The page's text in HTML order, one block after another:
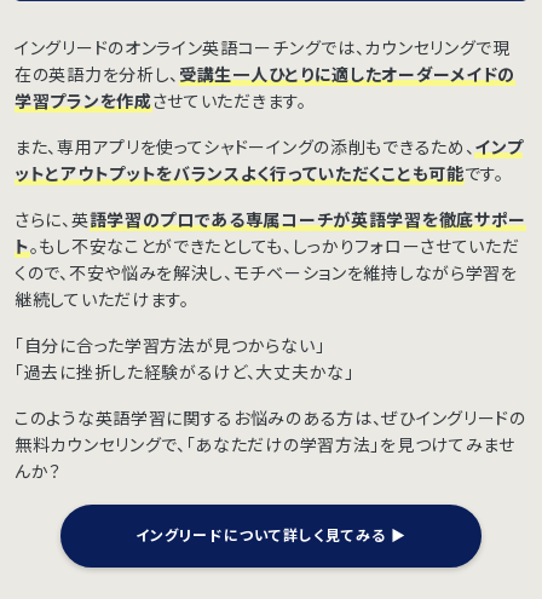
イングリードのオンライン英語コーチングでは、カウンセリングで現
在の英語力を分析し、受講生一人ひとりに適したオーダーメイドの
学習プランを作成させていただきます。
また、専用アプリを使ってシャドーイングの添削もできるため、インプ
ットとアウトプットをバランスよく行っていただくことも可能です。
さらに、英語学習のプロである専属コーチが英語学習を徹底サポー
ト。もし不安なことができたとしても、しっかりフォローさせていただ
くので、不安や悩みを解決し、モチベーションを維持しながら学習を
継続していただけます。
「自分に合った学習方法が見つからない」
「過去に挫折した経験がるけど、大丈夫かな」
このような英語学習に関するお悩みのある方は、ぜひイングリードの
無料カウンセリングで、「あなただけの学習方法」を見つけてみませ
んか？
イングリードについて詳しく見てみる ▶︎